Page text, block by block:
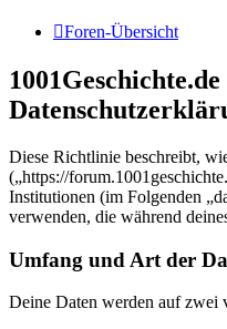
Foren-Übersicht
1001Geschichte.de
Diese Richtlinie beschreibt,
(„https://
Institutionen (im Folgenden
verwenden, die während
Umfang und Art der
Deine Daten werden auf zwei